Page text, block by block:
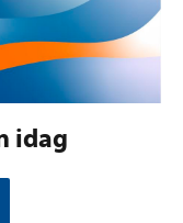
idag